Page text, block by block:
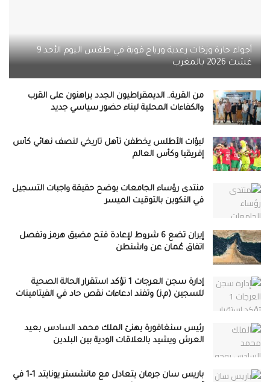
أجواء حارة وزخات رعدية ورياح قوية في طقس اليوم الأحد 9
غشت 2026 بالمغرب
من القرية.. الديمقراطيون الجدد يراهنون على القرب
والكفاءات المحلية لبناء حضور سياسي جديد
لبؤات الأطلس يخطفن تأهل تاريخي لنصف نهائي كأس
إفريقيا وكأس العالم
منتدى رؤساء الجامعات يوضح حقيقة واجبات التسجيل
في التكوين بالتوقيت الميسر
إيران تضع 6 شروط لإعادة فتح مضيق هرمز وتفصل
اتفاق عُمان عن واشنطن
إدارة سجن العرجات 1 تؤكد استقرار الحالة الصحية
للسجين (م.ز) وتفند ادعاءات نقص حاد في الفيتامينات
رئيس سنغافورة يهنئ الملك محمد السادس بعيد
العرش ويشيد بالعلاقات الودية بين البلدين
باريس سان جرمان يتعادل مع مانشستر يونايتد 1-1 في